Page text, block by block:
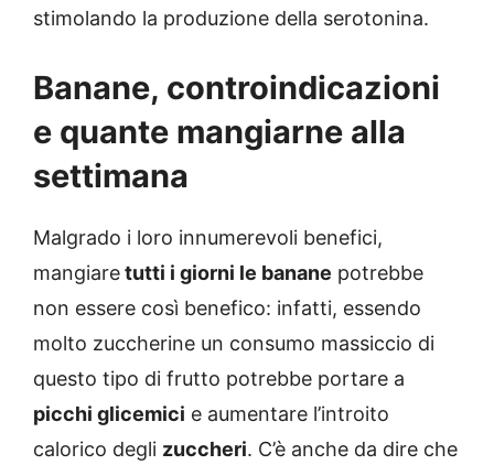
stimolando la produzione della serotonina.
Banane, controindicazioni
e quante mangiarne alla
settimana
Malgrado i loro innumerevoli benefici,
mangiaretutti i giorni le banane potrebbe
non essere così benefico: infatti, essendo
molto zuccherine un consumo massiccio di
questo tipo di frutto potrebbe portare a
picchi glicemici e aumentare l’introito
calorico degli zuccheri. C’è anche da dire che